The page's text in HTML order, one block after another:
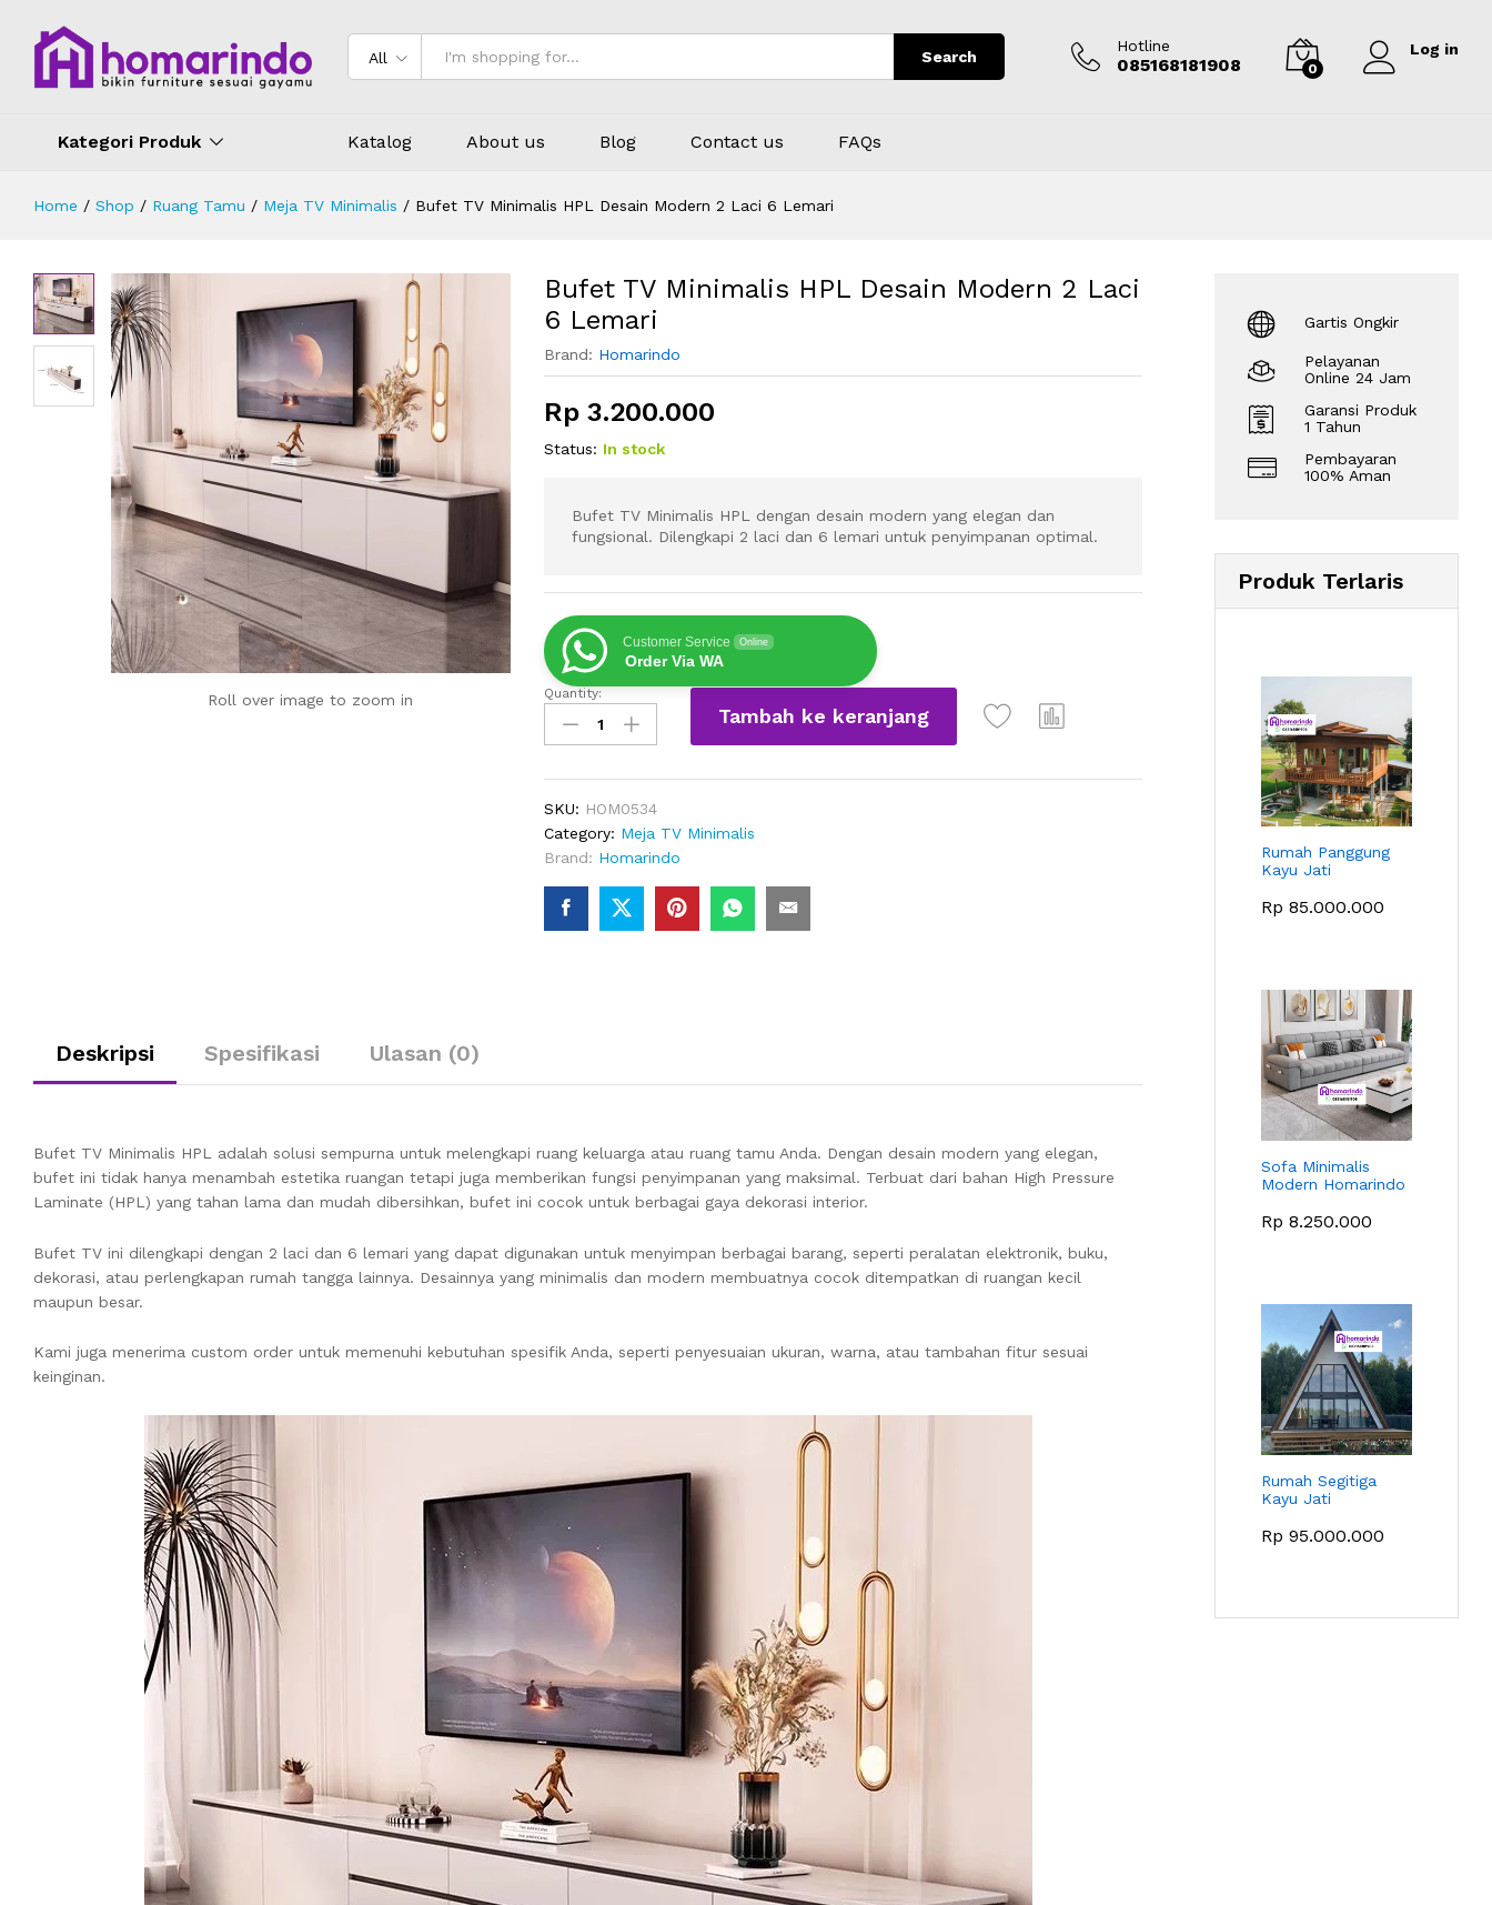
All Search
Hotline
085168181908 0
Log in
Kategori Produk Katalog About us Blog Contact us FAQs
Home / Shop / Ruang Tamu / Meja TV Minimalis / Bufet TV Minimalis HPL Desain Modern 2 Laci 6 Lemari
Roll over image to zoom in
Bufet TV Minimalis HPL Desain Modern 2 Laci
6 Lemari
Brand: Homarindo
Rp3.200.000
Status: In stock
Bufet TV Minimalis HPL dengan desain modern yang elegan dan
fungsional. Dilengkapi 2 laci dan 6 lemari untuk penyimpanan optimal.
Customer Service Online
Order Via WA
Bufet
TV
Minimalis
Modern
2
Laci
Lemari
Quantity:
Tambah ke keranjang
SKU: HOM0534
Category: Meja TV Minimalis
Brand: Homarindo
Deskripsi Spesifikasi Ulasan (0)
Bufet TV Minimalis HPL adalah solusi sempurna untuk melengkapi ruang keluarga atau ruang tamu Anda. Dengan desain modern yang elegan,
bufet ini tidak hanya menambah estetika ruangan tetapi juga memberikan fungsi penyimpanan yang maksimal. Terbuat dari bahan High Pressure
Laminate (HPL) yang tahan lama dan mudah dibersihkan, bufet ini cocok untuk berbagai gaya dekorasi interior.
Bufet TV ini dilengkapi dengan 2 laci dan 6 lemari yang dapat digunakan untuk menyimpan berbagai barang, seperti peralatan elektronik, buku,
dekorasi, atau perlengkapan rumah tangga lainnya. Desainnya yang minimalis dan modern membuatnya cocok ditempatkan di ruangan kecil
maupun besar.
Kami juga menerima custom order untuk memenuhi kebutuhan spesifik Anda, seperti penyesuaian ukuran, warna, atau tambahan fitur sesuai
keinginan.
Gartis Ongkir
Pelayanan
Online 24 Jam
Garansi Produk
1 Tahun
Pembayaran
100% Aman
Produk Terlaris
Rumah Panggung
Kayu Jati
Rp 85.000.000
Sofa Minimalis
Modern Homarindo
Rp 8.250.000
Rumah Segitiga
Kayu Jati
Rp 95.000.000
Ulasan (0)